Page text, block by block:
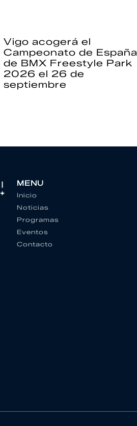
Vigo acogerá el
Campeonato de España
de BMX Freestyle Park
2026 el 26 de
septiembre
MENU
Inicio
Noticias
Programas
Eventos
Contacto